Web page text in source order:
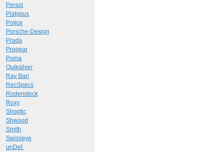
Persol
Platypus
Police
Porsche-Design
Prada
Progear
Puma
Quiksilver
Ray Ban
RecSpecs
Rodenstock
Roxy
Shoptic
Shwood
Smith
Swisseye
unDef.